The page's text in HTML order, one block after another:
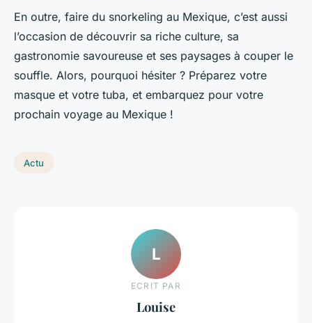
En outre, faire du snorkeling au Mexique, c’est aussi
l’occasion de découvrir sa riche culture, sa
gastronomie savoureuse et ses paysages à couper le
souffle. Alors, pourquoi hésiter ? Préparez votre
masque et votre tuba, et embarquez pour votre
prochain voyage au Mexique !
Actu
L
ECRIT PAR
Louise